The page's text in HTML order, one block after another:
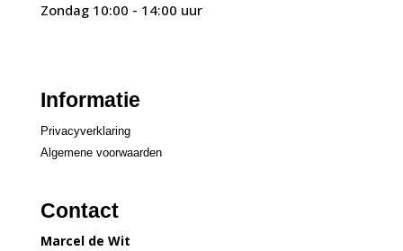
Zondag 10:00 - 14:00 uur
Informatie
Privacyverklaring
Algemene voorwaarden
Contact
Marcel de Wit